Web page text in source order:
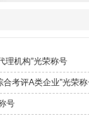
理机构”光荣称号
考评A类企业”光荣
号